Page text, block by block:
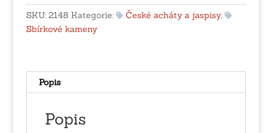
Rovně
množství
SKU: 2148 Kategorie: České acháty a jaspisy,
Sbírkové kameny
Popis
Popis